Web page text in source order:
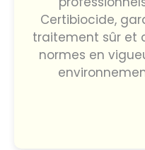
Certibiocide,
traitement sûr et
normes en